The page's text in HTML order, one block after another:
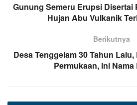
Gunung Semeru Erupsi Disertai
Hujan Abu Vulkanik
Berikutnya
Desa Tenggelam 30 Tahun
Permukaan, Ini